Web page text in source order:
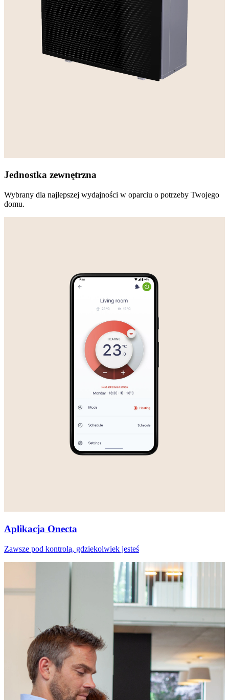
Jednostka zewnętrzna
Wybrany dla najlepszej wydajności w oparciu o potrzeby Twojego
domu.
Aplikacja Onecta
Zawsze pod kontrolą, gdziekolwiek jesteś